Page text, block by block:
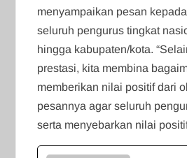
menyampaikan pesan
seluruh pengurus tingkat
hingga kabupaten/kota.
prestasi, kita membina
memberikan nilai positif dari
pesannya agar seluruh
serta menyebarkan nilai